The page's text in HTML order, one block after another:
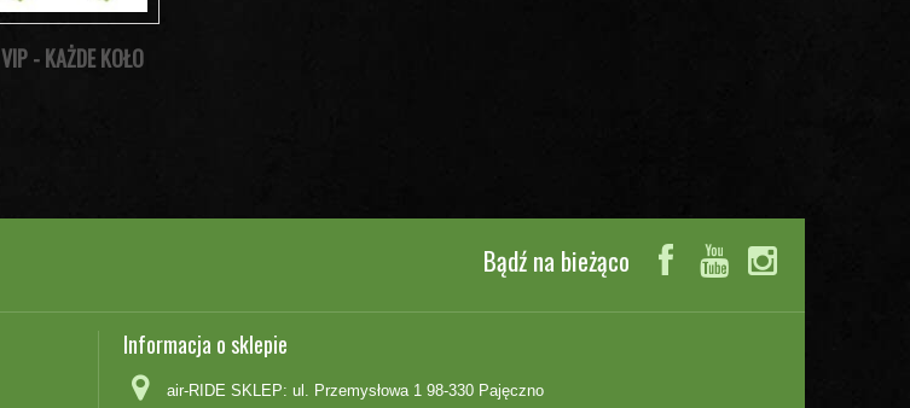
VIP - KAŻDE KOŁO
Bądź na bieżąco
Informacja o sklepie
air-RIDE SKLEP: ul. Przemysłowa 1 98-330 Pajęczno